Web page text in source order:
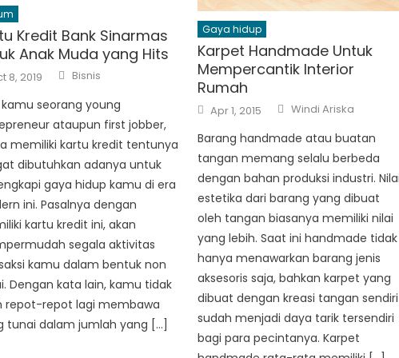
Kredit Bank Sinarmas
Anak Muda yang Hits
8, 2019 Author
Bisnis
kamu seorang young
ataupun first jobber,
memiliki kartu kredit tentunya
dibutuhkan adanya untuk
gaya hidup kamu di era
ini. Pasalnya dengan
kartu kredit ini, akan
segala aktivitas
kamu dalam bentuk non
Dengan kata lain, kamu tidak
repot-repot lagi membawa
tunai dalam jumlah yang […]
Gaya hidup
Karpet Handmade Untuk
Mempercantik Interior
Rumah
Posted
on
Apr 1, 2015 Author
Windi Ariska
Barang handmade atau buatan
tangan memang selalu berbeda
dengan bahan produksi industri.
estetika dari barang yang dibuat
oleh tangan biasanya memiliki nilai
yang lebih. Saat ini handmade tidak
hanya menawarkan barang jenis
aksesoris saja, bahkan karpet yang
dibuat dengan kreasi tangan sendiri
sudah menjadi daya tarik tersendiri
bagi para pecintanya. Karpet